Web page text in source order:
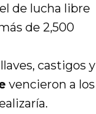
de lucha libre
de 2,500
castigos y
vencieron a los